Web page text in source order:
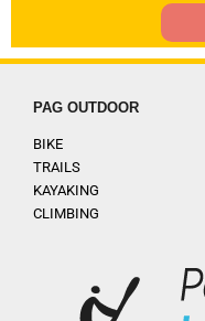
PAG OUTDOOR
BIKE
TRAILS
KAYAKING
CLIMBING